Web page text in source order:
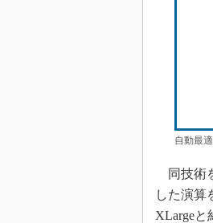
自動最
同技術
した演算
XLargeと